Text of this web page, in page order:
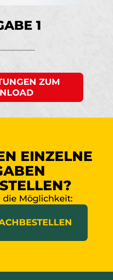
1
ZUM
EINZELNE
die Möglichkeit: